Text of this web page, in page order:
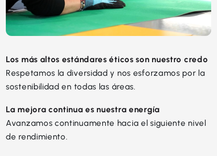
Los más altos estándares éticos son nuestro credo
Respetamos la diversidad y nos esforzamos por la
sostenibilidad en todas las áreas.
La mejora continua es nuestra energía
Avanzamos continuamente hacia el siguiente nivel
de rendimiento.